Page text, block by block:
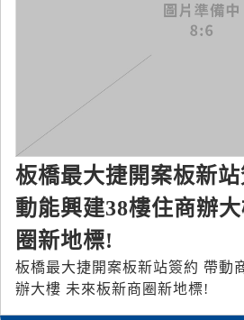
板橋最大捷開案板新
動能興建38樓住商辦
圈新地標!
板橋最大捷開案板新站簽約 帶動
辦大樓 未來板新商圈新地標!